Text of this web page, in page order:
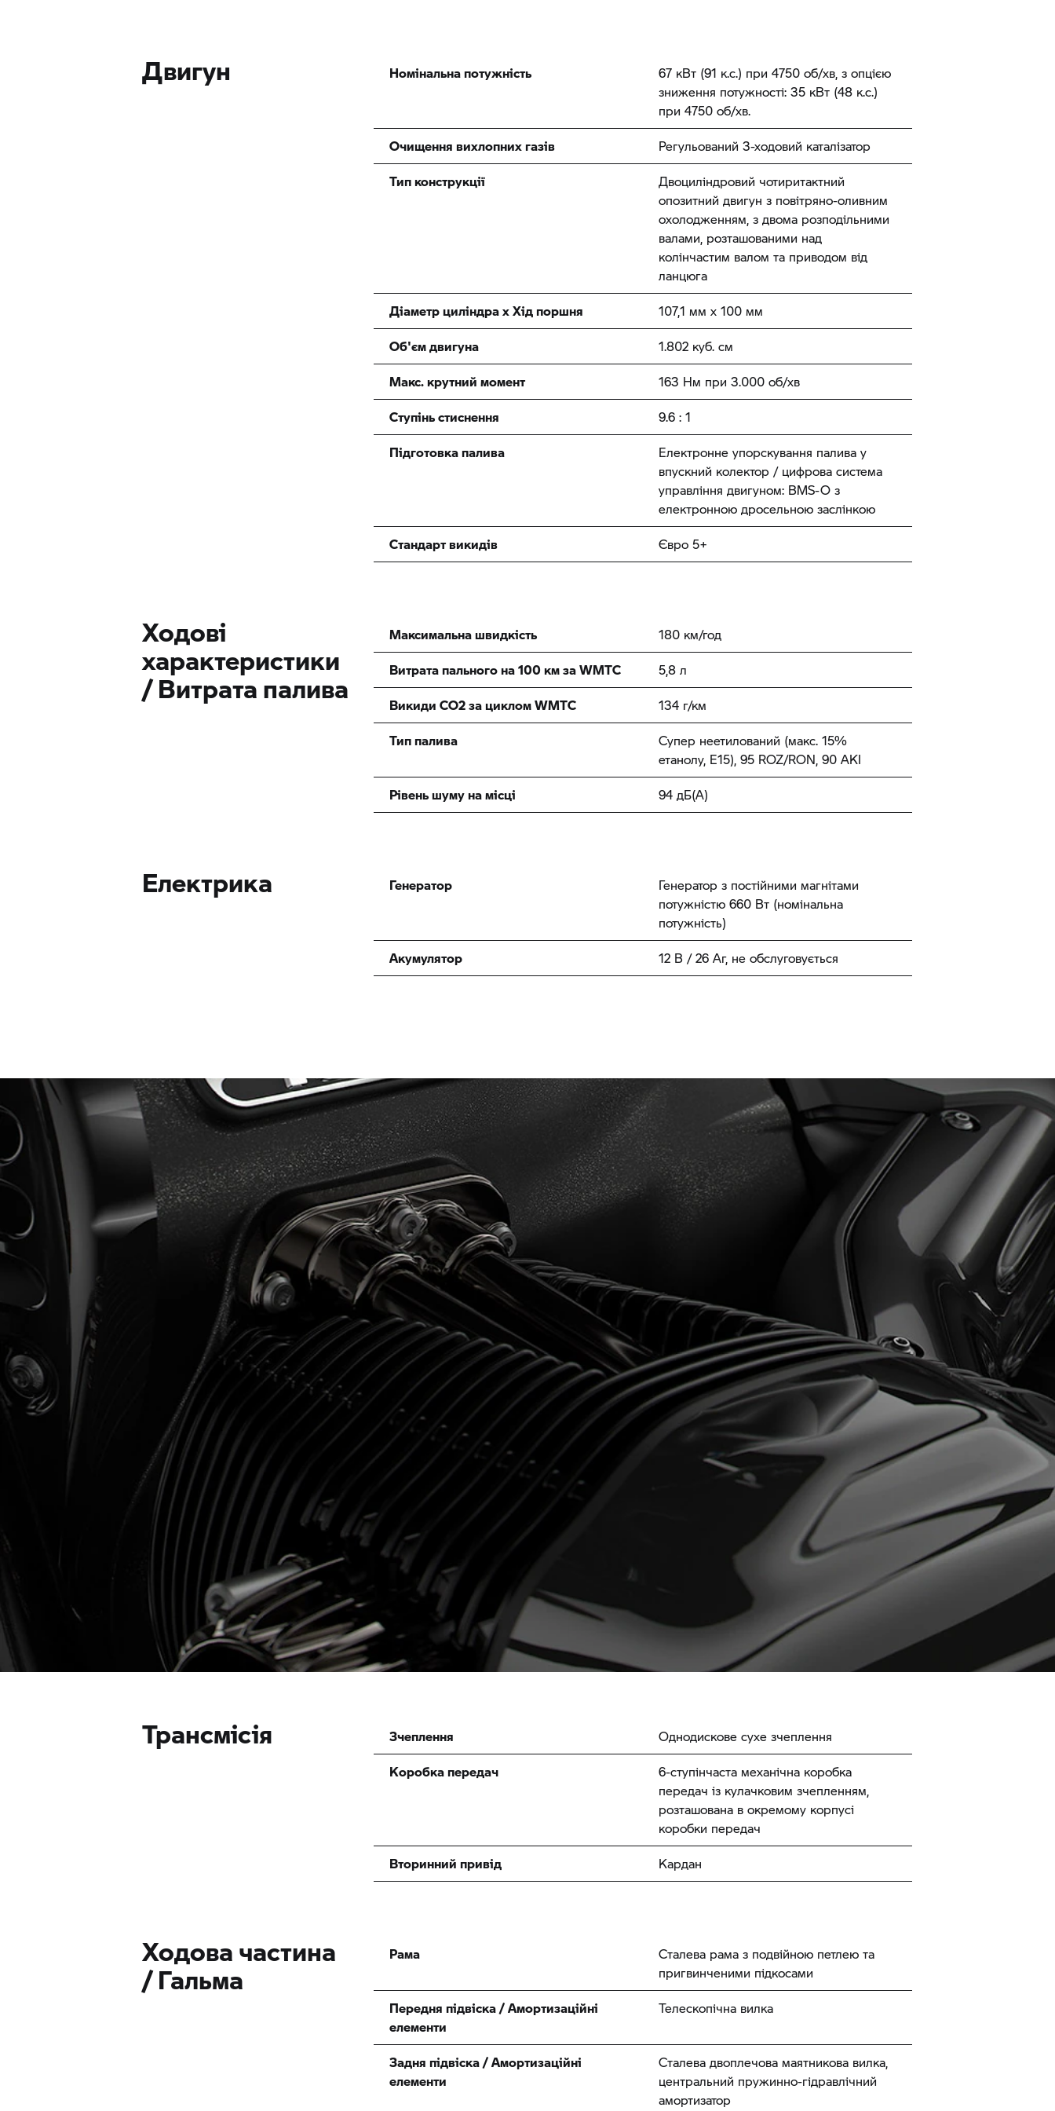
Двигун Номінальна потужність
67 кВт (91 к.с.) при 4750 об/хв, з опцією
зниження потужності: 35 кВт (48 к.с.)
при 4750 об/хв.
Очищення вихлопних газів
Регульований 3-ходовий каталізатор
Тип конструкції
Двоциліндровий чотиритактний
опозитний двигун з повітряно-оливним
охолодженням, з двома розподільними
валами, розташованими над
колінчастим валом та приводом від
ланцюга
Діаметр циліндра х Хід поршня
107,1 мм x 100 мм
Об'єм двигуна
1.802 куб. см
Макс. крутний момент
163 Нм при 3.000 об/хв
Ступінь стиснення
9.6 : 1
Підготовка палива
Електронне упорскування палива у
впускний колектор / цифрова система
управління двигуном: BMS-O з
електронною дросельною заслінкою
Стандарт викидів
Євро 5+
Ходові
характеристики
/ Витрата палива
Максимальна швидкість
180 км/год
Витрата пального на 100 км за WMTC
5,8 л
Викиди CO2 за циклом WMTC
134 г/км
Тип палива
Супер неетилований (макс. 15%
етанолу, E15), 95 ROZ/RON, 90 AKI
Рівень шуму на місці
94 дБ(А)
Електрика Генератор
Генератор з постійними магнітами
потужністю 660 Вт (номінальна
потужність)
Акумулятор
12 В / 26 Аг, не обслуговується
Трансмісія Зчеплення
Однодискове сухе зчеплення
Коробка передач
6-ступінчаста механічна коробка
передач із кулачковим зчепленням,
розташована в окремому корпусі
коробки передач
Вторинний привід
Кардан
Ходова частина
/ Гальма
Рама
Сталева рама з подвійною петлею та
пригвинченими підкосами
Передня підвіска / Амортизаційні
елементи
Телескопічна вилка
Задня підвіска / Амортизаційні
елементи
Сталева двоплечова маятникова вилка,
центральний пружинно-гідравлічний
амортизатор